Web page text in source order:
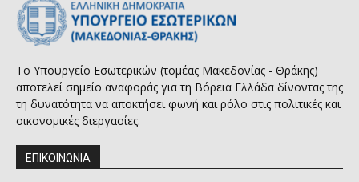
Το Υπουργείο Εσωτερικών (τομέας Μακεδονίας - Θράκης)
αποτελεί σημείο αναφοράς για τη Βόρεια Ελλάδα δίνοντας της
τη δυνατότητα να αποκτήσει φωνή και ρόλο στις πολιτικές και
οικονομικές διεργασίες.
ΕΠΙΚΟΙΝΩΝΙΑ